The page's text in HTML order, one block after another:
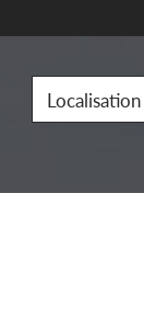
Localisation